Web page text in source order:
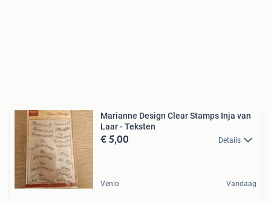
Marianne Design Clear Stamps Inja van
Laar - Teksten
€ 5,00 Details
Venlo Vandaag